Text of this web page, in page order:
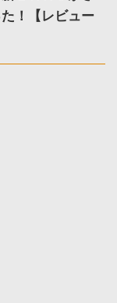
！【レビュー